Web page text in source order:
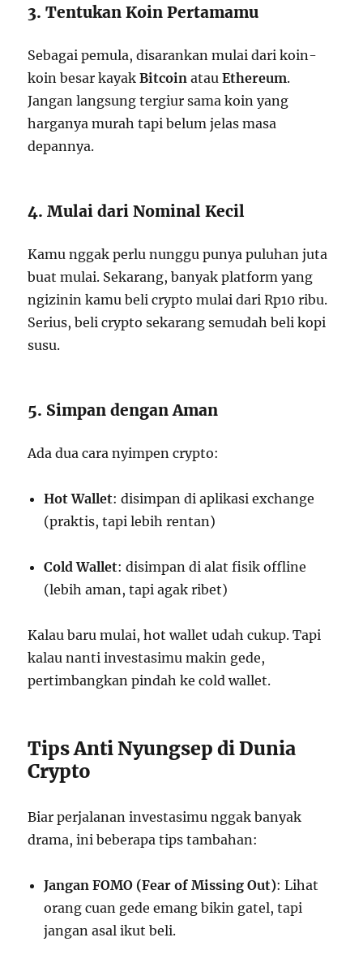
3. Tentukan Koin Pertamamu
Sebagai pemula, disarankan mulai dari koin-
koin besar kayakBitcoin atauEthereum.
Jangan langsung tergiur sama koin yang
harganya murah tapi belum jelas masa
depannya.
4. Mulai dari Nominal Kecil
Kamu nggak perlu nunggu punya puluhan juta
buat mulai. Sekarang, banyak platform yang
ngizinin kamu beli crypto mulai dari Rp10 ribu.
Serius, beli crypto sekarang semudah beli kopi
susu.
5. Simpan dengan Aman
Ada dua cara nyimpen crypto:
Hot Wallet: disimpan di aplikasi exchange
(praktis, tapi lebih rentan)
Cold Wallet: disimpan di alat fisik offline
(lebih aman, tapi agak ribet)
Kalau baru mulai, hot wallet udah cukup. Tapi
kalau nanti investasimu makin gede,
pertimbangkan pindah ke cold wallet.
Tips Anti Nyungsep di Dunia
Crypto
Biar perjalanan investasimu nggak banyak
drama, ini beberapa tips tambahan:
Jangan FOMO (Fear of Missing Out): Lihat
orang cuan gede emang bikin gatel, tapi
jangan asal ikut beli.